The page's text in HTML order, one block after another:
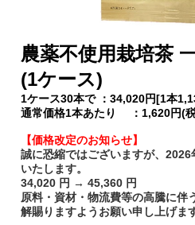
農薬不使用栽培茶
(1ケース)
1ケース30本で ：34,020円[1本
通常価格1本あたり ：1,620円(
【価格改定のお知らせ】
誠に恐縮ではございますが、
いたします。
34,020 円 → 45,360 円
原料・資材・物流費等の高騰に伴
解賜りますようお願い申し上げま